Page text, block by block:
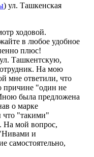
) ул. Ташкенская
ходовой.
в любое удобное
плюс!
Ташкентскую,
На мою
мне ответили, что
причине "один не
была предложена
о марке
что "такими"
На мой вопрос,
и
самостоятельно,